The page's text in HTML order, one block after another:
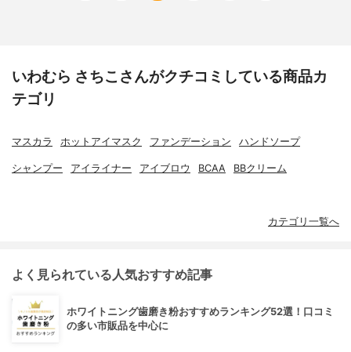
いわむら さちこさんがクチコミしている商品カ
テゴリ
マスカラ ホットアイマスク ファンデーション ハンドソープ
シャンプー アイライナー アイブロウ BCAA BBクリーム
カテゴリ一覧へ
よく見られている人気おすすめ記事
ホワイトニング歯磨き粉おすすめランキング52選！口コミ
の多い市販品を中心に